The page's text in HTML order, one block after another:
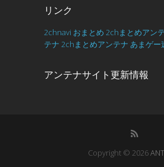
リンク
2chnavi おまとめ 2chまとめアン
テナ 2chまとめアンテナ あまゲー
アンテナサイト更新情報
Copyright © 2026